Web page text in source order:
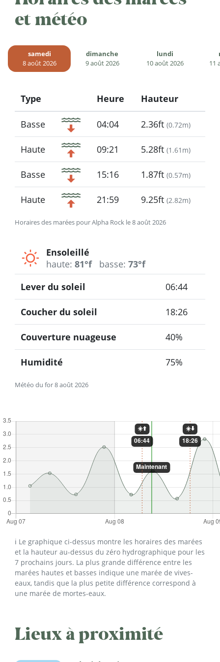
et météo
samedi
8 août 2026
dimanche
9 août 2026
lundi
10 août 2026
11
Horaires des marées pour Alpha Rock le 8 août 2026
Type
Icon
Heure Hauteur
Basse 04:04 2.36ft (0.72m)
Haute 09:21 5.28ft (1.61m)
Basse 15:16 1.87ft (0.57m)
Haute 21:59 9.25ft (2.82m)
Ensoleillé
haute: 81°f basse: 73°f
Météo du for 8 août 2026
Lever du soleil 06:44
Coucher du soleil 18:26
Couverture nuageuse 40%
Humidité 75%
ℹ️ Le graphique ci-dessus montre les horaires des marées
et la hauteur au-dessus du zéro hydrographique pour les
7 prochains jours. La plus grande différence entre les
marées hautes et basses indique une marée de vives-
eaux, tandis que la plus petite différence correspond à
une marée de mortes-eaux.
Lieux à proximité